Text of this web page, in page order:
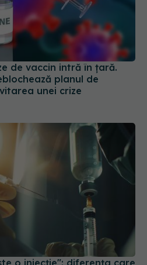
de vaccin intră în țară.
planul de
unei crize
o injecție": diferența care
oamenilor în știință